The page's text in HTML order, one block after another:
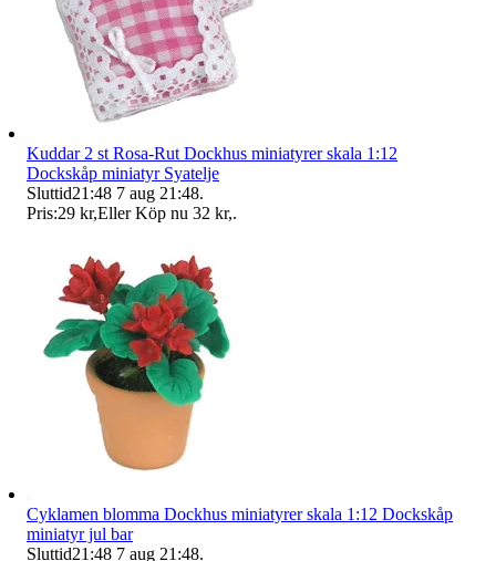
Kuddar 2 st Rosa-Rut Dockhus miniatyrer skala 1:12
Dockskåp miniatyr Syatelje
Sluttid21:48 7 aug 21:48.
Pris:29 kr,Eller Köp nu 32 kr,.
Cyklamen blomma Dockhus miniatyrer skala 1:12 Dockskåp
miniatyr jul bar
Sluttid21:48 7 aug 21:48.